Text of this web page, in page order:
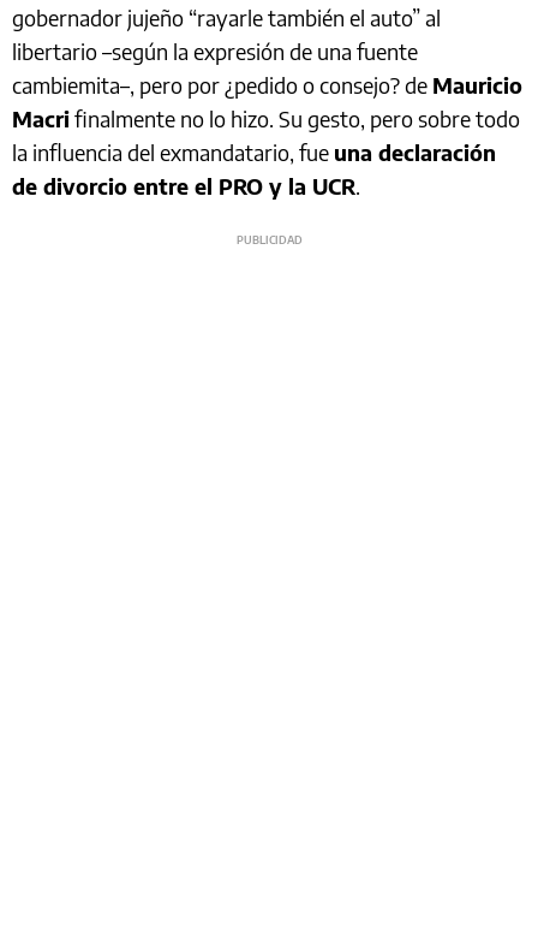
gobernador jujeño “rayarle también el auto” al
libertario –según la expresión de una fuente
cambiemita–, pero por ¿pedido o consejo? de Mauricio
Macrifinalmente no lo hizo. Su gesto, pero sobre todo
la influencia del exmandatario, fue una declaración
de divorcio entre el PRO y la UCR.